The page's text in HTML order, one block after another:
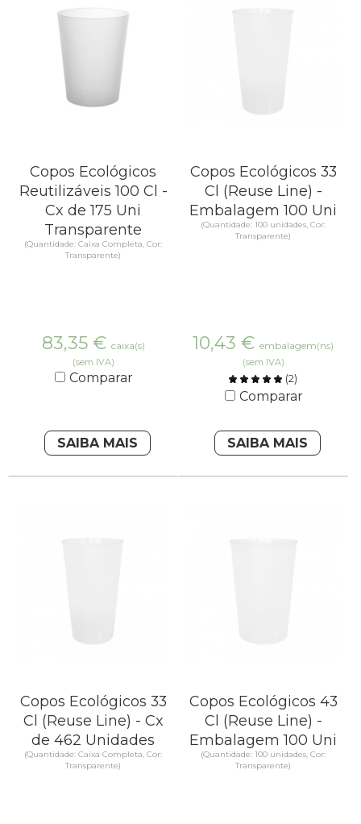
Copos Ecológicos
Reutilizáveis 100 Cl -
Cx de 175 Uni
Transparente
(Quantidade: Caixa Completa, Cor:
Transparente)
83,35 € caixa(s)
(sem IVA)
Comparar
SAIBA MAIS
Copos Ecológicos 33
Cl (Reuse Line) -
Embalagem 100 Uni
(Quantidade: 100 unidades, Cor:
Transparente)
10,43 € embalagem(ns)
(sem IVA)
(2)
Comparar
SAIBA MAIS
Copos Ecológicos 33
Cl (Reuse Line) - Cx
de 462 Unidades
(Quantidade: Caixa Completa, Cor:
Transparente)
Copos Ecológicos 43
Cl (Reuse Line) -
Embalagem 100 Uni
(Quantidade: 100 unidades, Cor:
Transparente)